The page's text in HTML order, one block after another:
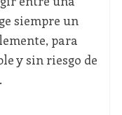
siempre un
para
y sin riesgo de